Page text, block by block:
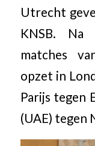
Utrecht
KNSB.
matches
opzet in
Parijs tegen
(UAE) tegen